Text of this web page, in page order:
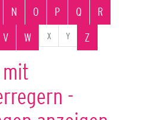
N O P Q
R
V W X Y Z
-